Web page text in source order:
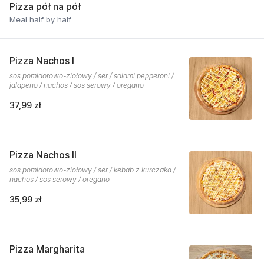
Pizza pół na pół
Meal half by half
Pizza Nachos I
sos pomidorowo-ziołowy / ser / salami pepperoni /
jalapeno / nachos / sos serowy / oregano
37,99 zł
Pizza Nachos II
sos pomidorowo-ziołowy / ser / kebab z kurczaka /
nachos / sos serowy / oregano
35,99 zł
Pizza Margharita